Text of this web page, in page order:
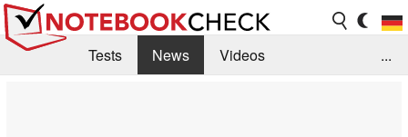
Tests News
Videos
...